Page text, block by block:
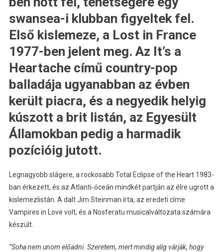
swansea-i klubban figyeltek fel.
Első kislemeze, a Lost in France
1977-ben jelent meg. Az It’s a
Heartache című country-pop
balladája ugyanabban az évben
került piacra, és a negyedik helyig
kúszott a brit listán, az Egyesült
Államokban pedig a harmadik
pozícióig jutott.
Legnagyobb slágere, a rockosabb Total Eclipse of the Heart 1983-
ban érkezett, és az Atlanti-óceán mindkét partján az élre ugrott a
kislemezlistán. A dalt Jim Steinman írta, az eredeti címe
Vampires in Love volt, és a Nosferatu musicalváltozata számára
készült.
“Soha nem unom előadni. Szeretem, mert mindig alig várják, hogy